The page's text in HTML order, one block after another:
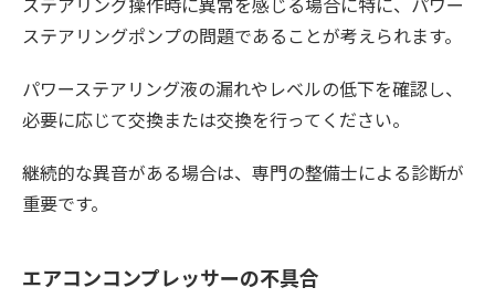
ステアリングポンプの問題であることが考えられます。
パワーステアリング液の漏れやレベルの低下を確認し、
必要に応じて交換または交換を行ってください。
継続的な異音がある場合は、専門の整備士による診断が
重要です。
エアコンコンプレッサーの不具合